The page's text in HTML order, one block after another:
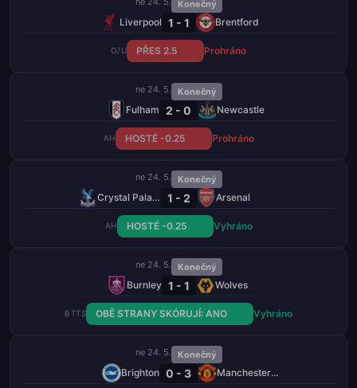
Konečný
Liverpool 1 - 1 Brentford
O/U PŘES 2.5 Prohráno
ne 24. 5. Konečný
Fulham 2 - 0 Newcastle
AH HOSTÉ -0.25 Prohráno
ne 24. 5. Konečný
Crystal Palace 1 - 2 Arsenal
AH HOSTÉ -0.25 Vyhráno
ne 24. 5. Konečný
Burnley 1 - 1 Wolves
BTTS OBĚ STRANY SKÓRUJÍ: ANO Vyhráno
ne 24. 5. Konečný
Brighton 0 - 3 Manchester United